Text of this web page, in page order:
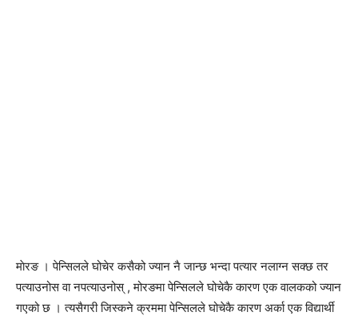
माेरङ । पेन्सिलले घोचेर कसैको ज्यान नै जान्छ भन्दा पत्यार नलाग्न सक्छ तर
पत्याउनोस वा नपत्याउनोस् , मोरङमा पेन्सिलले घोचेकै कारण एक वालकको ज्यान
गएको छ । त्यसैगरी जिस्कने क्रममा पेन्सिलले घोचेकै कारण अर्का एक विद्यार्थी